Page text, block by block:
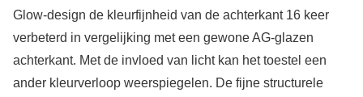
Glow-design de kleurfijnheid van de achterkant 16 keer
verbeterd in vergelijking met een gewone AG-glazen
achterkant. Met de invloed van licht kan het toestel een
ander kleurverloop weerspiegelen. De fijne structurele